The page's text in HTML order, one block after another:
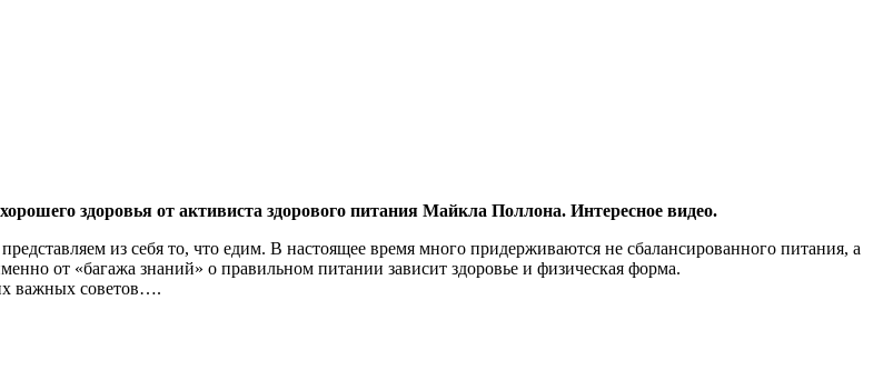
здоровья от активиста здорового питания Майкла Поллона. Интересное видео.
из себя то, что едим. В настоящее время много придерживаются не сбалансированного питания, а
от «багажа знаний» о правильном питании зависит здоровье и физическая форма.
важных советов….